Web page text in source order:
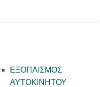
ΕΞΟΠΛΙΣΜΟΣ
ΑΥΤΟΚΙΝΗΤΟΥ